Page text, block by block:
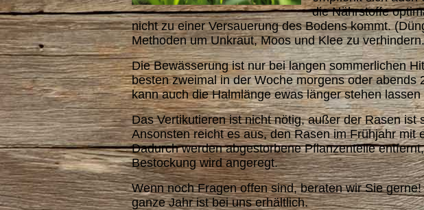
die Nährstoffe
nicht zu einer Versauerung des Bodens kommt.
Methoden um Unkraut, Moos und Klee zu
Die Bewässerung ist nur bei langen sommerlichen
besten zweimal in der Woche morgens oder abends
kann auch die Halmlänge ewas länger stehen
Das Vertikutieren ist nicht nötig, außer der Rasen ist
Ansonsten reicht es aus, den Rasen im Frühjahr mit
Dadurch werden abgestorbene Pflanzenteile
Bestockung wird angeregt.
Wenn noch Fragen offen sind, beraten wir Sie
ganze Jahr ist bei uns erhältlich.